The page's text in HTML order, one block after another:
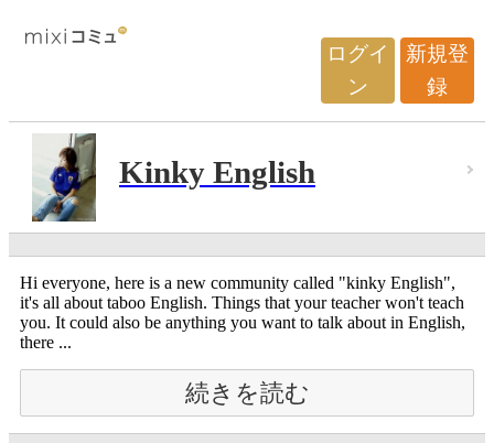
ログイ
ン
新規登
録
Kinky English
Hi everyone, here is a new community called "kinky English",
it's all about taboo English. Things that your teacher won't teach
you. It could also be anything you want to talk about in English,
there ...
続きを読む